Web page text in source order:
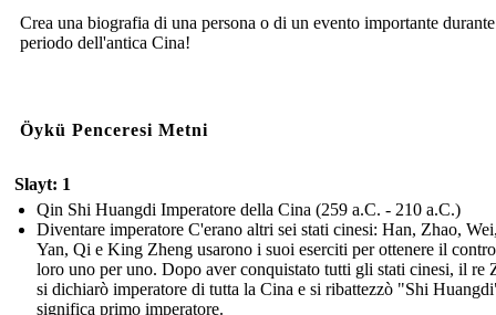
Crea una biografia di una persona o di un evento importante
periodo dell'antica Cina!
Öykü Penceresi Metni
Slayt: 1
Qin Shi Huangdi Imperatore della Cina (259 a.C. - 210 a.C.)
Diventare imperatore C'erano altri sei stati cinesi: Han, Zhao,
Yan, Qi e King Zheng usarono i suoi eserciti per ottenere il
loro uno per uno. Dopo aver conquistato tutti gli stati cinesi, il re
si dichiarò imperatore di tutta la Cina e si ribattezzò "Shi
significa primo imperatore.